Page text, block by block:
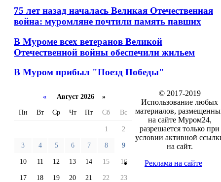
75 лет назад началась Великая Отечественная
война: муромляне почтили память павших
В Муроме всех ветеранов Великой
Отечественной войны обеспечили жильем
В Муром прибыл "Поезд Победы"
« Август 2026 »
Пн Вт Ср Чт Пт Сб Вс
1 2
3 4 5 6 7 8 9
10 11 12 13 14 15 16
17 18 19 20 21 22 23
© 2017-2019
Использование любых
материалов,
на сайте Муром24,
разрешается только при
условии активной
на сайт.
Реклама на сайте